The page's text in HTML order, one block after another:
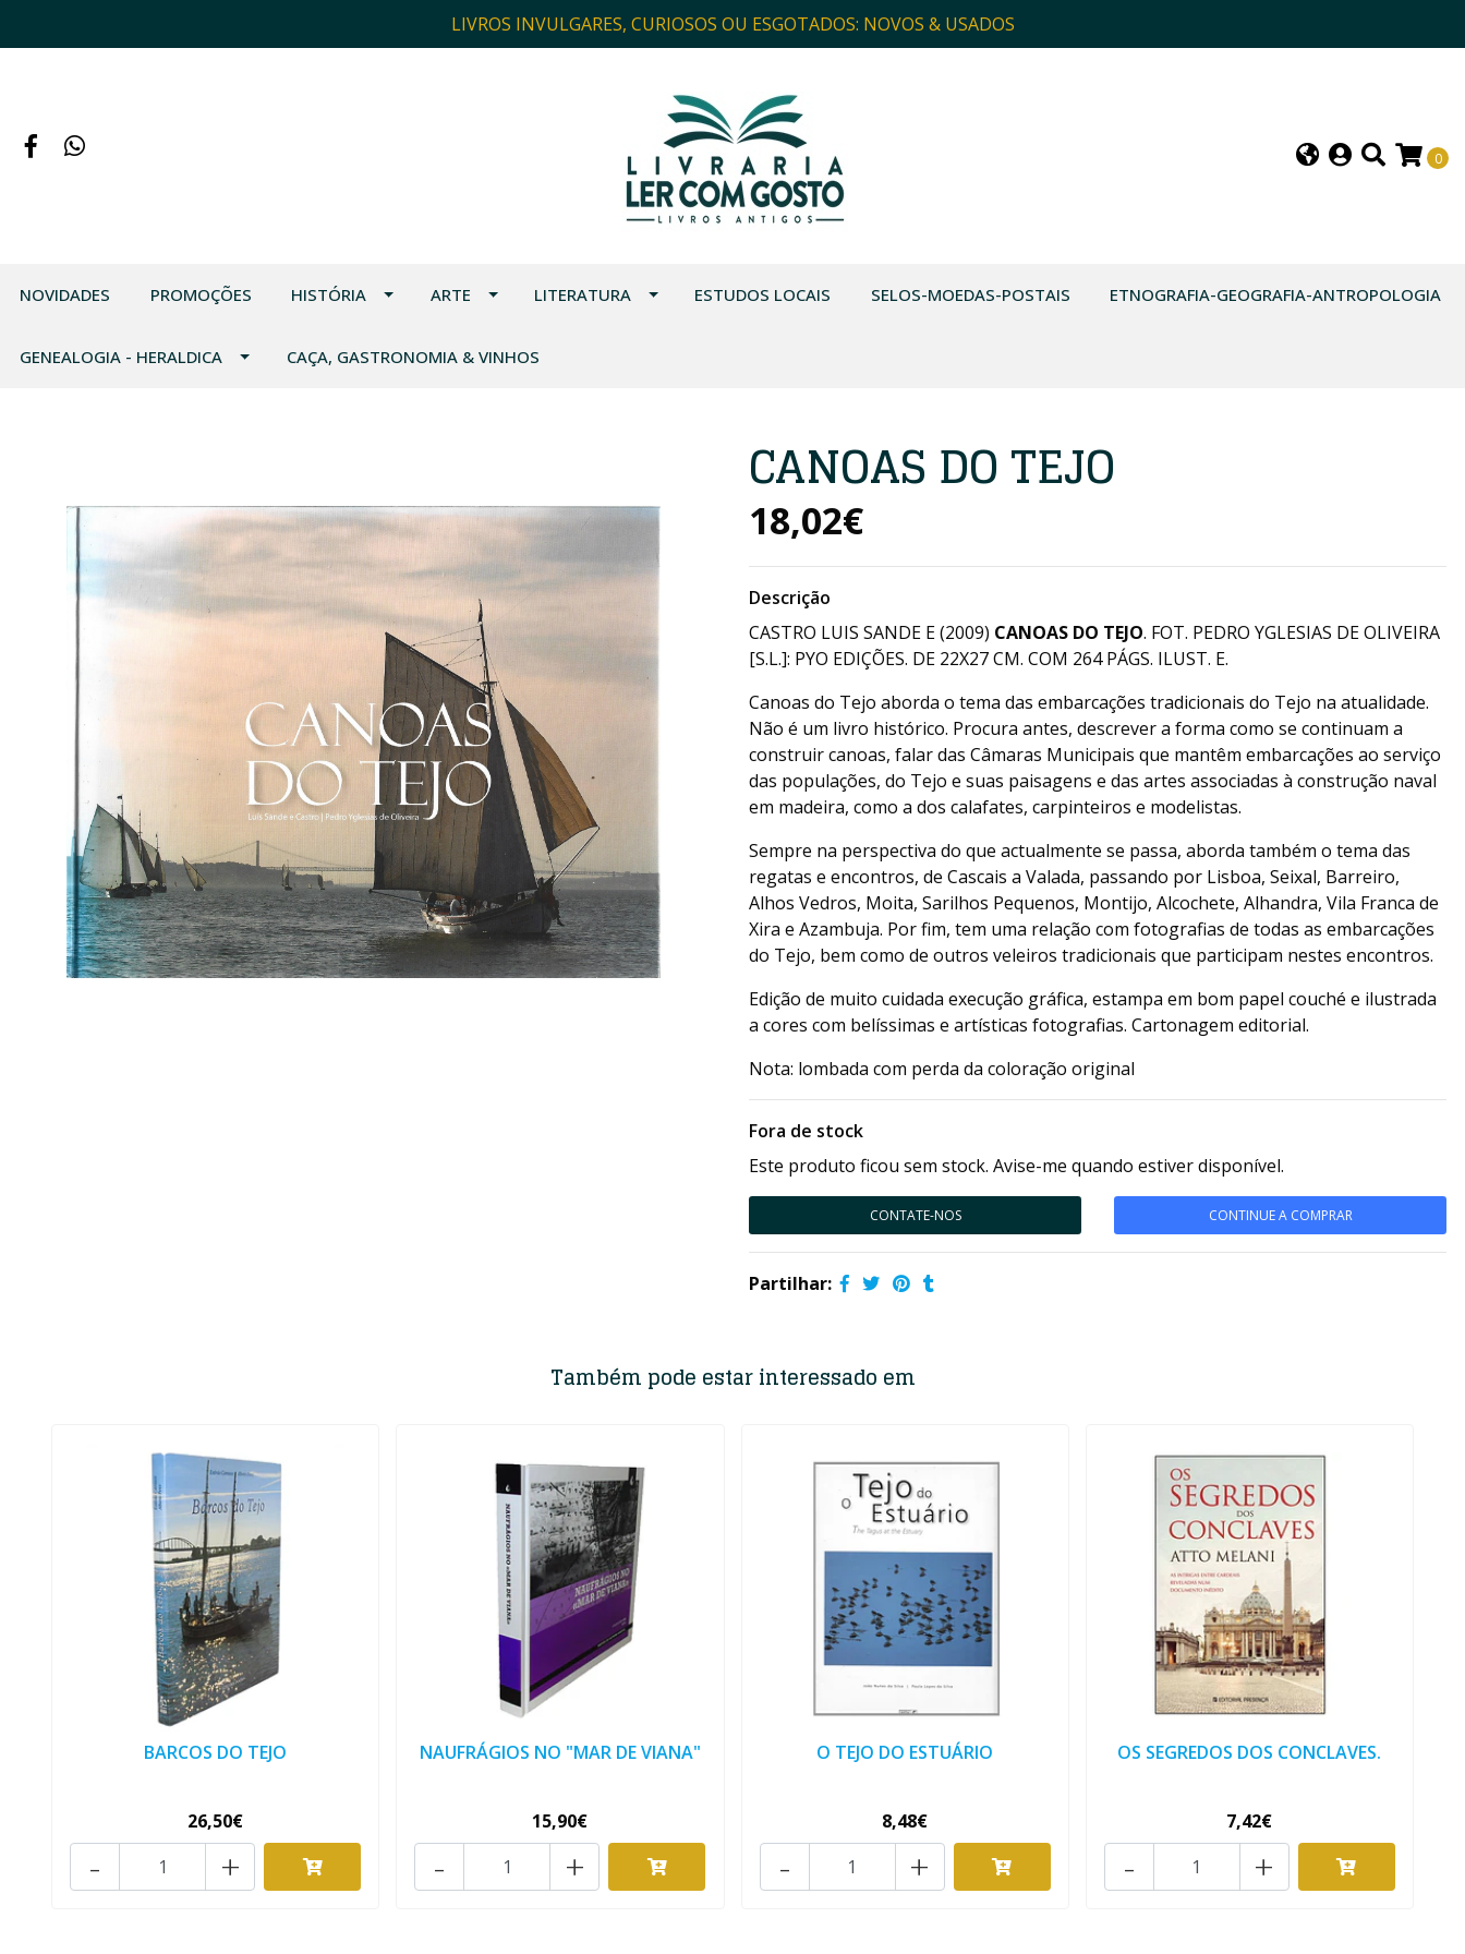
LIVROS INVULGARES, CURIOSOS OU ESGOTADOS: NOVOS & USADOS
0
NOVIDADES PROMOÇÕES HISTÓRIA ARTE LITERATURA ESTUDOS LOCAIS SELOS-MOEDAS-POSTAIS ETNOGRAFIA-GEOGRAFIA-ANTROPOLOGIA
GENEALOGIA - HERALDICA CAÇA, GASTRONOMIA & VINHOS
CANOAS DO TEJO
18,02€
Descrição
CASTRO LUIS SANDE E (2009) CANOAS DO TEJO. FOT. PEDRO YGLESIAS DE OLIVEIRA
[S.L.]: PYO EDIÇÕES. DE 22X27 CM. COM 264 PÁGS. ILUST. E.
Canoas do Tejo aborda o tema das embarcações tradicionais do Tejo na atualidade.
Não é um livro histórico. Procura antes, descrever a forma como se continuam a
construir canoas, falar das Câmaras Municipais que mantêm embarcações ao serviço
das populações, do Tejo e suas paisagens e das artes associadas à construção naval
em madeira, como a dos calafates, carpinteiros e modelistas.
Sempre na perspectiva do que actualmente se passa, aborda também o tema das
regatas e encontros, de Cascais a Valada, passando por Lisboa, Seixal, Barreiro,
Alhos Vedros, Moita, Sarilhos Pequenos, Montijo, Alcochete, Alhandra, Vila Franca de
Xira e Azambuja. Por fim, tem uma relação com fotografias de todas as embarcações
do Tejo, bem como de outros veleiros tradicionais que participam nestes encontros.
Edição de muito cuidada execução gráfica, estampa em bom papel couché e ilustrada
a cores com belíssimas e artísticas fotografias. Cartonagem editorial.
Nota: lombada com perda da coloração original
Fora de stock
Este produto ficou sem stock. Avise-me quando estiver disponível.
CONTATE-NOS CONTINUE A COMPRAR
Partilhar:
Também pode estar interessado em
BARCOS DO TEJO
26,50€
+
-
NAUFRÁGIOS NO "MAR DE VIANA"
15,90€
+
-
O TEJO DO ESTUÁRIO
8,48€
+
-
OS SEGREDOS DOS CONCLAVES.
7,42€
+
-